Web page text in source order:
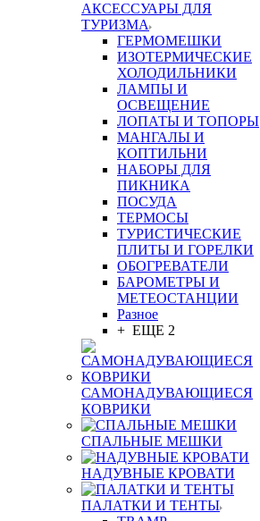
АКСЕССУАРЫ ДЛЯ
ТУРИЗМА
ГЕРМОМЕШКИ
ИЗОТЕРМИЧЕСКИЕ
ХОЛОДИЛЬНИКИ
ЛАМПЫ И
ОСВЕЩЕНИЕ
ЛОПАТЫ И ТОПОРЫ
МАНГАЛЫ И
КОПТИЛЬНИ
НАБОРЫ ДЛЯ
ПИКНИКА
ПОСУДА
ТЕРМОСЫ
ТУРИСТИЧЕСКИЕ
ПЛИТЫ И ГОРЕЛКИ
ОБОГРЕВАТЕЛИ
БАРОМЕТРЫ И
МЕТЕОСТАНЦИИ
Разное
+ ЕЩЕ 2
САМОНАДУВАЮЩИЕСЯ
КОВРИКИ
СПАЛЬНЫЕ МЕШКИ
НАДУВНЫЕ КРОВАТИ
ПАЛАТКИ И ТЕНТЫ